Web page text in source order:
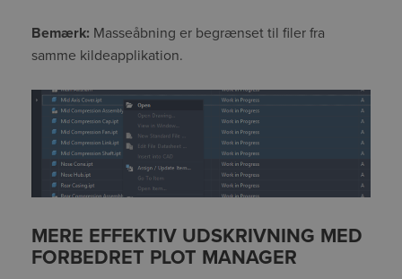
Bemærk: Masseåbning er begrænset til filer fra
samme kildeapplikation.
MERE EFFEKTIV UDSKRIVNING MED
FORBEDRET PLOT MANAGER